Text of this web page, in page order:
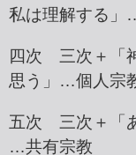
私は理解する」
四次 三次＋「
思う」…個人宗
五次 三次＋「
…共有宗教